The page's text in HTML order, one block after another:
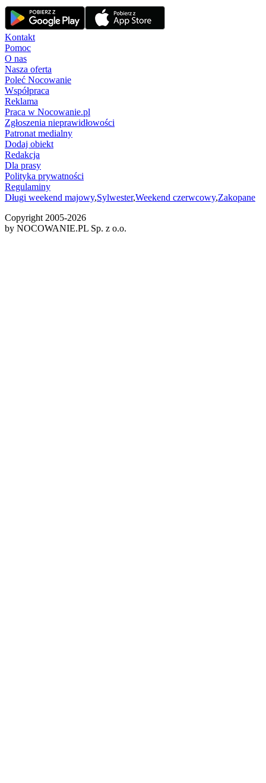
Kontakt
Pomoc
O nas
Nasza oferta
Poleć Nocowanie
Współpraca
Reklama
Praca w Nocowanie.pl
Zgłoszenia nieprawidłowości
Patronat medialny
Dodaj obiekt
Redakcja
Dla prasy
Polityka prywatności
Regulaminy
Długi weekend majowy,Sylwester,Weekend czerwcowy,Zakopane
Copyright 2005-2026
by NOCOWANIE.PL Sp. z o.o.